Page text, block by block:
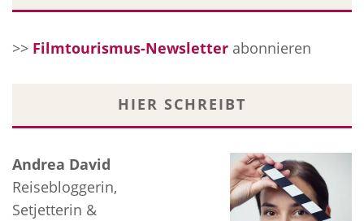
>> Filmtourismus-Newsletter abonnieren
HIER SCHREIBT
Andrea David
Reisebloggerin,
Setjetterin &